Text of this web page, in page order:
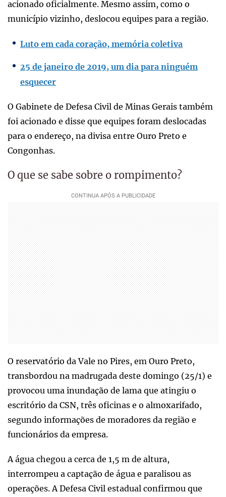
acionado oficialmente. Mesmo assim, como o
município vizinho, deslocou equipes para a região.
Luto em cada coração, memória coletiva
25 de janeiro de 2019, um dia para ninguém
esquecer
O Gabinete de Defesa Civil de Minas Gerais também
foi acionado e disse que equipes foram deslocadas
para o endereço, na divisa entre Ouro Preto e
Congonhas.
O que se sabe sobre o rompimento?
O reservatório da Vale no Pires, em Ouro Preto,
transbordou na madrugada deste domingo (25/1) e
provocou uma inundação de lama que atingiu o
escritório da CSN, três oficinas e o almoxarifado,
segundo informações de moradores da região e
funcionários da empresa.
A água chegou a cerca de 1,5 m de altura,
interrompeu a captação de água e paralisou as
operações. A Defesa Civil estadual confirmou que